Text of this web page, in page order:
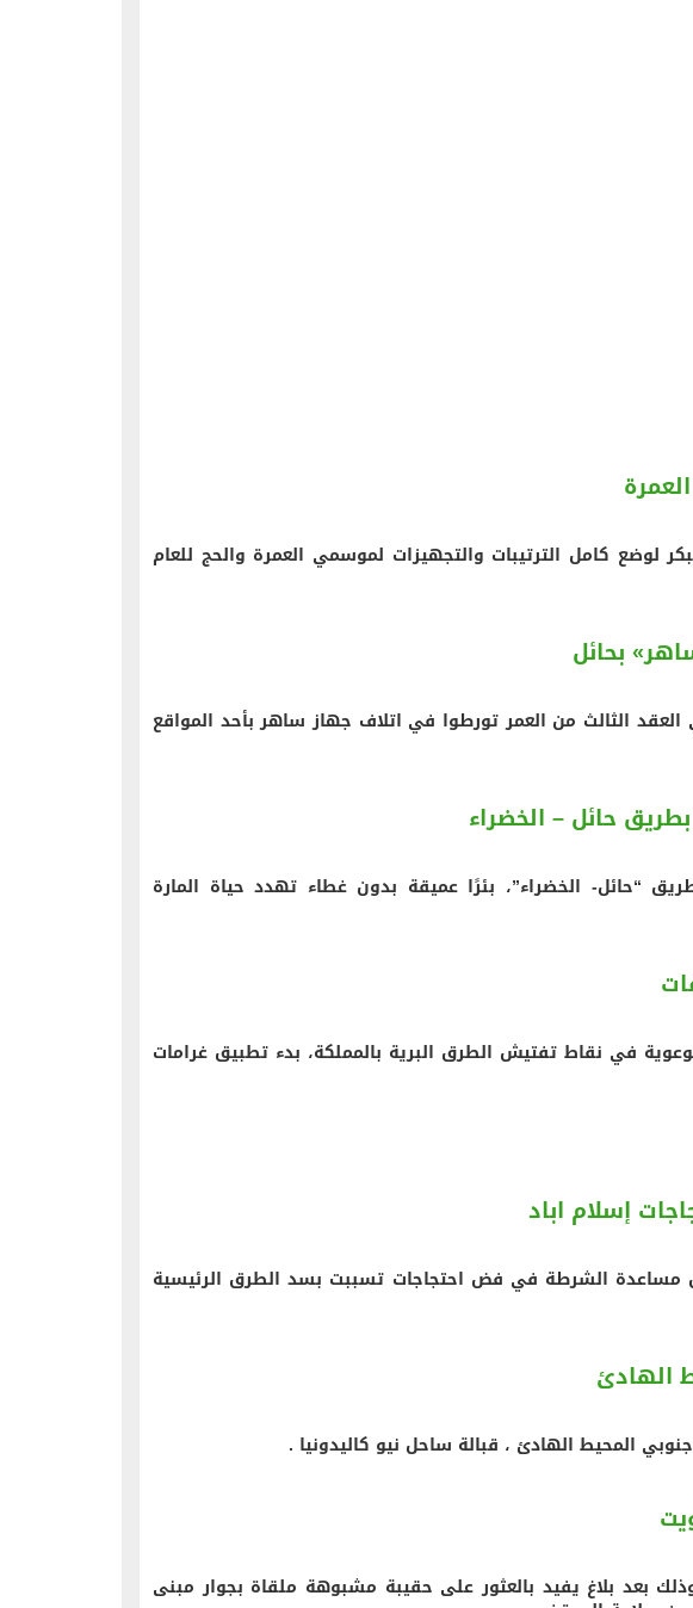
لوضع كامل الترتيبات والتجهيزات لموسمي العمرة والحج للعام
بحائل
الثالث من العمر تورطوا في اتلاف جهاز ساهر بأحد المواقع
حائل – الخضراء
“حائل- الخضراء”، بئرًا عميقة بدون غطاء تهدد حياة المارة
في نقاط تفتيش الطرق البرية بالمملكة، بدء تطبيق غرامات
إسلام اباد
مساعدة الشرطة في فض احتجاجات تسببت بسد الطرق الرئيسية
بعد بلاغ يفيد بالعثور على حقيبة مشبوهة ملقاة بجوار مبنى